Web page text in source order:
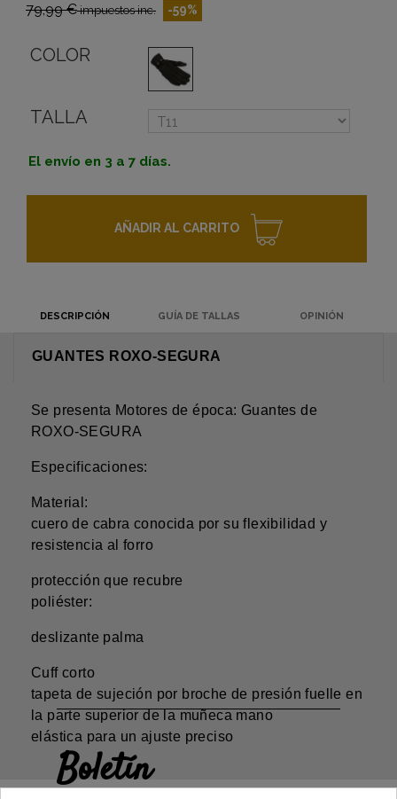
79,99 €impuestos inc. -59%
COLOR
TALLA
El envío en 3 a 7 días.
AÑADIR AL CARRITO
DESCRIPCIÓN GUÍA DE TALLAS OPINIÓN
GUANTES ROXO-SEGURA
Se presenta Motores de época: Guantes de
ROXO-SEGURA
Especificaciones:
Material:
cuero de cabra conocida por su flexibilidad y
resistencia al forro
protección que recubre
poliéster:
deslizante palma
Cuff corto
tapeta de sujeción por broche de presión fuelle en
la parte superior de la muñeca mano
elástica para un ajuste preciso
Boletín